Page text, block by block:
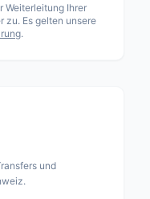
Weiterleitung Ihrer
zu. Es gelten unsere
.
und